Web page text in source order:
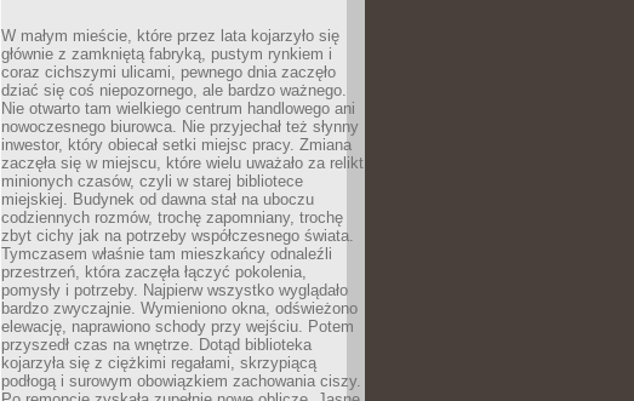
W małym mieście, które przez lata kojarzyło się
głównie z zamkniętą fabryką, pustym rynkiem i
coraz cichszymi ulicami, pewnego dnia zaczęło
dziać się coś niepozornego, ale bardzo ważnego.
Nie otwarto tam wielkiego centrum handlowego ani
nowoczesnego biurowca. Nie przyjechał też słynny
inwestor, który obiecał setki miejsc pracy. Zmiana
zaczęła się w miejscu, które wielu uważało za relikt
minionych czasów, czyli w starej bibliotece
miejskiej. Budynek od dawna stał na uboczu
codziennych rozmów, trochę zapomniany, trochę
zbyt cichy jak na potrzeby współczesnego świata.
Tymczasem właśnie tam mieszkańcy odnaleźli
przestrzeń, która zaczęła łączyć pokolenia,
pomysły i potrzeby. Najpierw wszystko wyglądało
bardzo zwyczajnie. Wymieniono okna, odświeżono
elewację, naprawiono schody przy wejściu. Potem
przyszedł czas na wnętrze. Dotąd biblioteka
kojarzyła się z ciężkimi regałami, skrzypiącą
podłogą i surowym obowiązkiem zachowania ciszy.